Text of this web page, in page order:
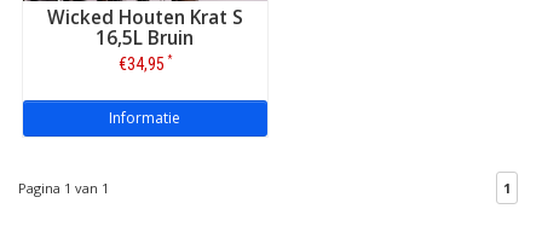
Wicked Houten Krat S
16,5L Bruin
€34,95 *
Informatie
Pagina 1 van 1 1